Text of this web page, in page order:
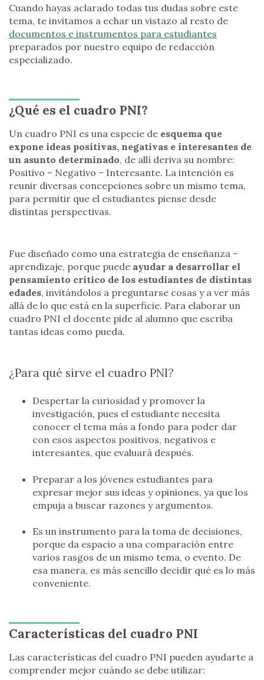
Cuando hayas aclarado todas tus dudas sobre este
tema, te invitamos a echar un vistazo al resto de
documentos e instrumentos para estudiantes
preparados por nuestro equipo de redacción
especializado.
¿Qué es el cuadro PNI?
Un cuadro PNI es una especie de esquema que
expone ideas positivas, negativas e interesantes de
un asunto determinado, de allí deriva su nombre:
Positivo – Negativo – Interesante. La intención es
reunir diversas concepciones sobre un mismo tema,
para permitir que el estudiantes piense desde
distintas perspectivas.
Fue diseñado como una estrategia de enseñanza –
aprendizaje, porque puede ayudar a desarrollar el
pensamiento crítico de los estudiantes de distintas
edades, invitándolos a preguntarse cosas y a ver más
allá de lo que está en la superficie. Para elaborar un
cuadro PNI el docente pide al alumno que escriba
tantas ideas como pueda.
¿Para qué sirve el cuadro PNI?
Despertar la curiosidad y promover la
investigación, pues el estudiante necesita
conocer el tema más a fondo para poder dar
con esos aspectos positivos, negativos e
interesantes, que evaluará después.
Preparar a los jóvenes estudiantes para
expresar mejor sus ideas y opiniones, ya que los
empuja a buscar razones y argumentos.
Es un instrumento para la toma de decisiones,
porque da espacio a una comparación entre
varios rasgos de un mismo tema, o evento. De
esa manera, es más sencillo decidir qué es lo más
conveniente.
Características del cuadro PNI
Las características del cuadro PNI pueden ayudarte a
comprender mejor cuándo se debe utilizar: